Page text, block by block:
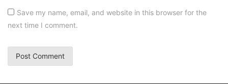
Save my name, email, and website in this browser for the
next time I comment.